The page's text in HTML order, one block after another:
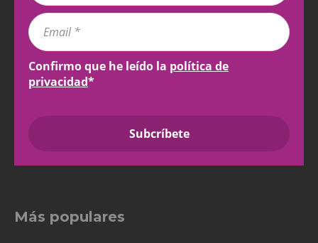
Confirmo que he leído la política de
privacidad*
Más populares